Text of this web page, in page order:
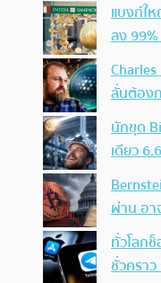
แบงก์ใ
ลง
ลั่นต้อง
นักขุด
เดียว
ผ่าน อา
ทั่วโลก
ชั่วครา